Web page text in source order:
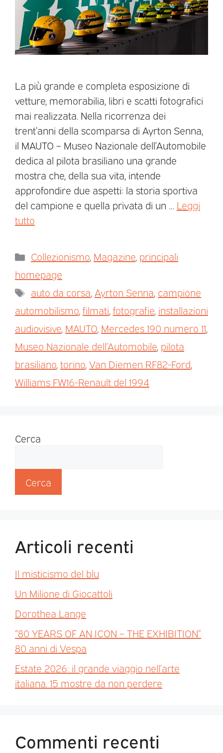
La più grande e completa esposizione di
vetture, memorabilia, libri e scatti fotografici
mai realizzata. Nella ricorrenza dei
trent’anni della scomparsa di Ayrton Senna,
il MAUTO – Museo Nazionale dell’Automobile
dedica al pilota brasiliano una grande
mostra che, della sua vita, intende
approfondire due aspetti: la storia sportiva
del campione e quella privata di un … Leggi
tutto
Collezionismo Magazine principali
homepage
auto da corsa Ayrton Senna campione
automobilismo filmati fotografie installazioni
audiovisive MAUTO Mercedes 190 numero 11
Museo Nazionale dell’Automobile pilota
brasiliano torino Van Diemen RF82-Ford
Williams FW16-Renault del 1994
Cerca
Cerca
Articoli recenti
Il misticismo del blu
Un Milione di Giocattoli
Dorothea Lange
“80 YEARS OF AN ICON – THE EXHIBITION”
80 anni di Vespa
Estate 2026: il grande viaggio nell’arte
italiana. 15 mostre da non perdere
Commenti recenti